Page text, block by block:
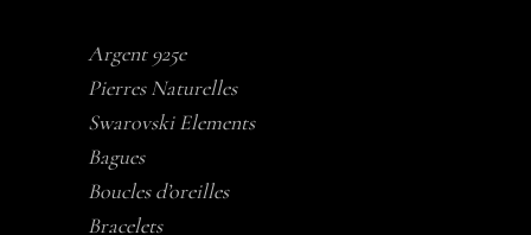
Argent 925e
Pierres Naturelles
Swarovski Elements
Bagues
Boucles d’oreilles
Bracelets